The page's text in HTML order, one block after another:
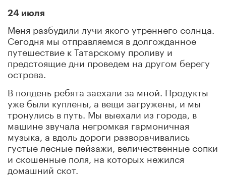
24 июля
Меня разбудили лучи якого утреннего солнца.
Сегодня мы отправляемся в долгожданное
путешествие к Татарскому проливу и
предстоящие дни проведем на другом берегу
острова.
В полдень ребята заехали за мной. Продукты
уже были куплены, а вещи загружены, и мы
тронулись в путь. Мы выехали из города, в
машине звучала негромкая гармоничная
музыка, а вдоль дороги разворачивались
густые лесные пейзажи, величественные сопки
и скошенные поля, на которых нежился
домашний скот.